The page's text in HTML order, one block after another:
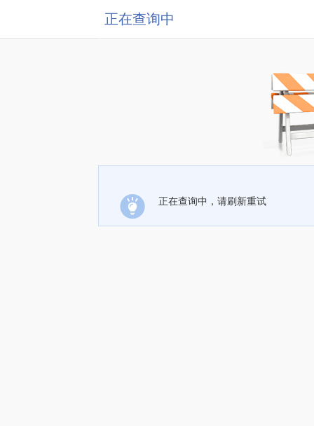
正在查询中
正在查询中，请刷新重试